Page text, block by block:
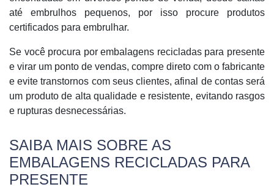
até embrulhos pequenos, por isso procure produtos
certificados para embrulhar.
Se você procura por embalagens recicladas para presente
e virar um ponto de vendas, compre direto com o fabricante
e evite transtornos com seus clientes, afinal de contas será
um produto de alta qualidade e resistente, evitando rasgos
e rupturas desnecessárias.
SAIBA MAIS SOBRE AS
EMBALAGENS RECICLADAS PARA
PRESENTE